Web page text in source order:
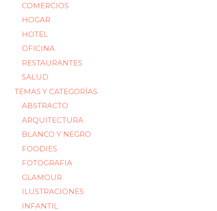
COMERCIOS
HOGAR
HOTEL
OFICINA
RESTAURANTES
SALUD
TEMAS Y CATEGORÍAS
ABSTRACTO
ARQUITECTURA
BLANCO Y NEGRO
FOODIES
FOTOGRAFIA
GLAMOUR
ILUSTRACIONES
INFANTIL